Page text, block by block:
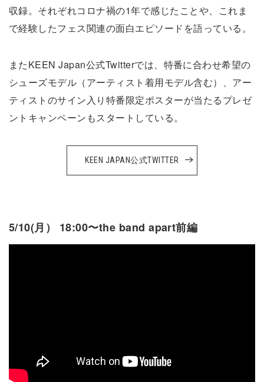
収録。それぞれコロナ禍の1年で感じたことや、これま
で経験したフェス関連の面白エピソードを語っている。
またKEEN Japan公式Twitterでは、特番に合わせ希望の
シューズモデル（アーティスト着用モデル含む）、アー
ティストのサイン入り特番限定ポスターが当たるプレゼ
ントキャンペーンもスタートしている。
KEEN JAPAN公式TWITTER
5/10(月） 18:00〜the band apart前編